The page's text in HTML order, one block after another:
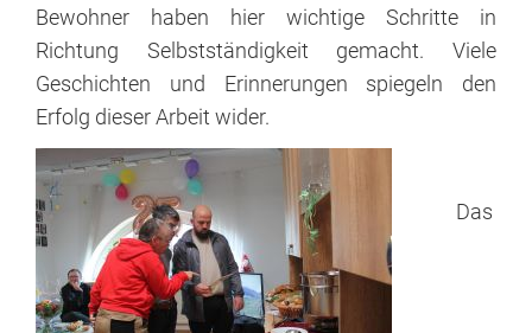
Bewusst
leben
KIT
Mitarbeit
Stellenangebote
Bewohner haben hier wichtige Schritte in
Richtung Selbstständigkeit gemacht. Viele
Geschichten und Erinnerungen spiegeln den
Erfolg dieser Arbeit wider.
Das